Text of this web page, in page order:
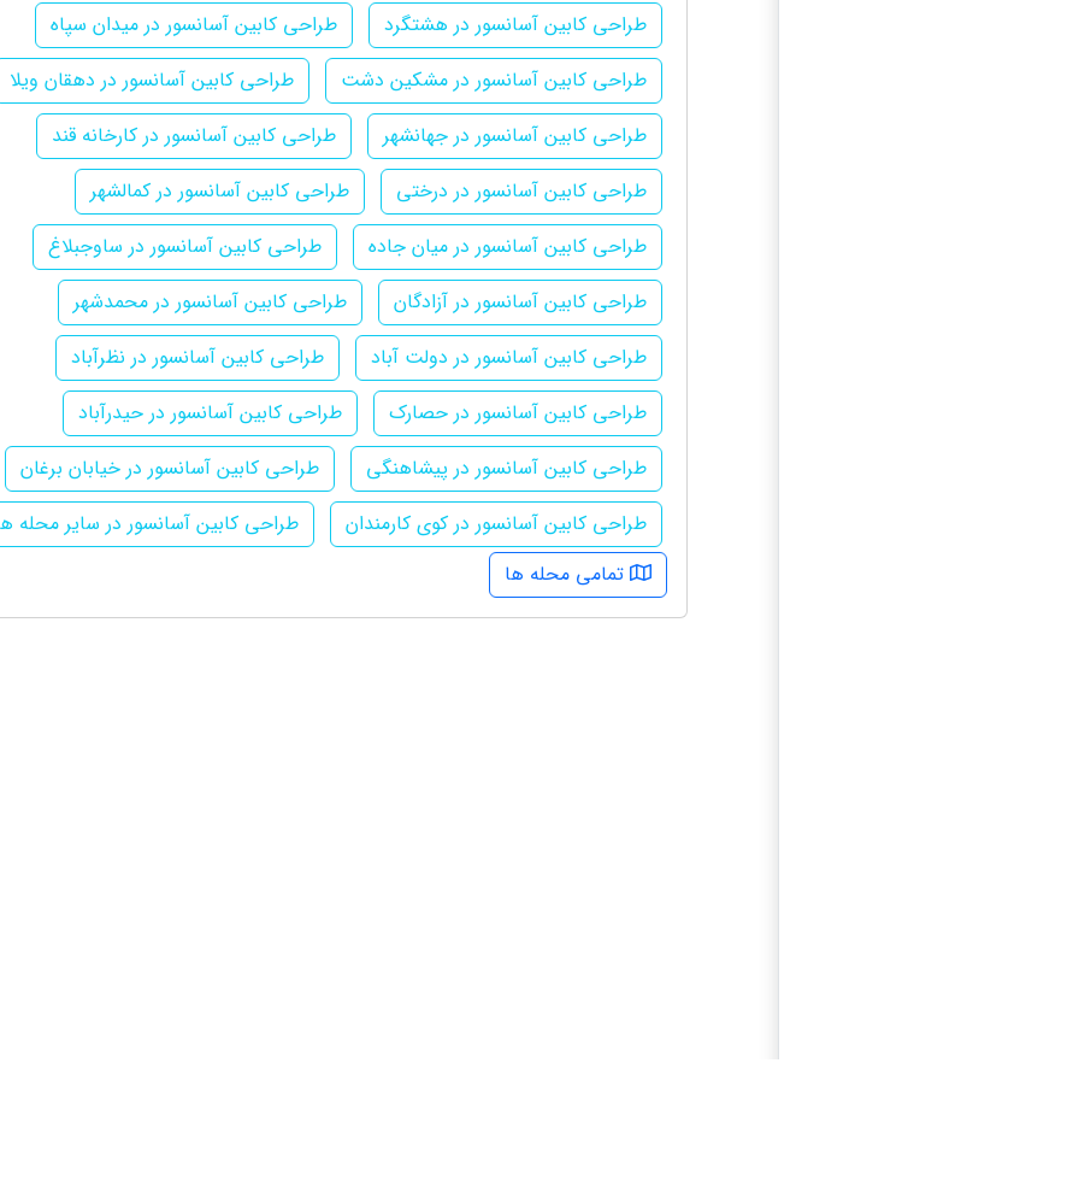
طراحی کابین آسانسور در هشتگرد
طراحی کابین آسانسور در میدان سپاه
طراحی کابین آسانسور در مشکین دشت
طراحی کابین آسانسور در دهقان ویلا
طراحی کابین آسانسور در جهانشهر
طراحی کابین آسانسور در کارخانه قند
طراحی کابین آسانسور در درختی
طراحی کابین آسانسور در کمالشهر
طراحی کابین آسانسور در میان جاده
طراحی کابین آسانسور در ساوجبلاغ
طراحی کابین آسانسور در آزادگان
طراحی کابین آسانسور در محمدشهر
طراحی کابین آسانسور در دولت آباد
طراحی کابین آسانسور در نظرآباد
طراحی کابین آسانسور در حصارک
طراحی کابین آسانسور در حیدرآباد
طراحی کابین آسانسور در پیشاهنگی
طراحی کابین آسانسور در خیابان برغان
طراحی کابین آسانسور در کوی کارمندان
طراحی کابین آسانسور در سایر محله
تمامی محله ها